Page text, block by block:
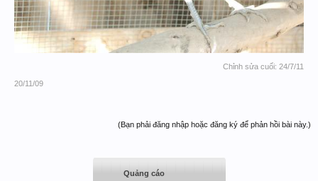
Chỉnh sửa cuối: 24/7/11
20/11/09
(Bạn phải đăng nhập hoặc đăng ký để phản hồi bài này.)
Quảng cáo